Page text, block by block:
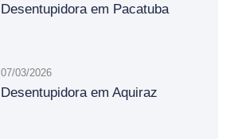
Desentupidora em Pacatuba
07/03/2026
Desentupidora em Aquiraz